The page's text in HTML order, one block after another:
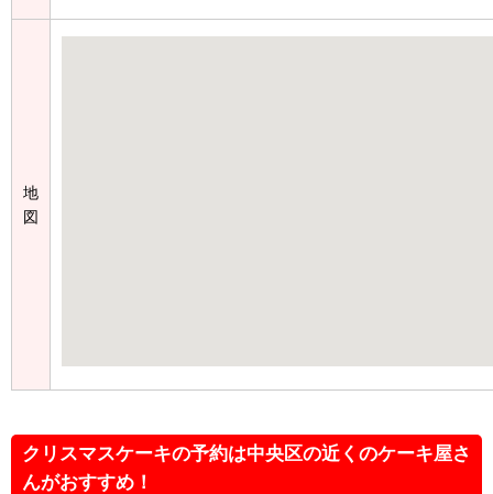
地
図
クリスマスケーキの予約は中央区の近くのケーキ屋さ
んがおすすめ！